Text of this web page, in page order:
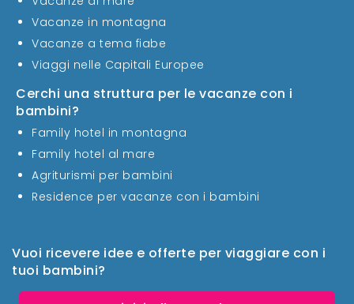
Vuoi ricevere idee e offerte per viaggiare con i
tuoi bambini?
Vacanze in montagna
Vacanze a tema fiabe
Viaggi nelle Capitali Europee
Cerchi una struttura per le vacanze con i
bambini?
Family hotel in montagna
Family hotel al mare
Agriturismi per bambini
Residence per vacanze con i bambini